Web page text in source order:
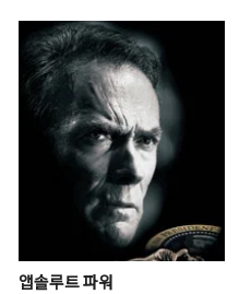
앱솔루트 파워